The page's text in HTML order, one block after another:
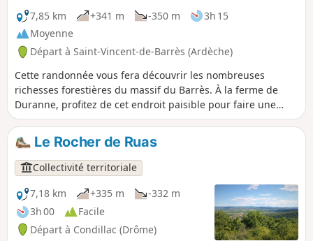
7,85 km
+341 m -350 m
3h 15
Moyenne
Départ à Saint-Vincent-de-Barrès (Ardèche)
Cette randonnée vous fera découvrir les nombreuses
richesses forestières du massif du Barrès. À la ferme de
Duranne, profitez de cet endroit paisible pour faire une
petite pause.
Le Rocher de Ruas
Collectivité territoriale
7,18 km
+335 m
-332 m
3h 00
Facile
Départ à Condillac (Drôme)